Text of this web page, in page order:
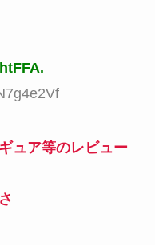
ュア等のレビュー